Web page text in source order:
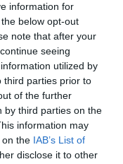
information for
below opt-out
note that after your
seeing
utilized by
third parties prior to
of the further
by third parties on the
information may
on the IAB’s List of
disclose it to other
som blev
night” med